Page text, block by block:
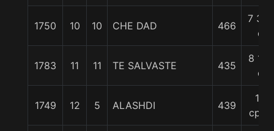
1750 10 10 CHE DAD 466
7 3/4
c
1783 11 11 TE SALVASTE 435
8 1/4
c
1749 12 5 ALASHDI 439
10
cpos